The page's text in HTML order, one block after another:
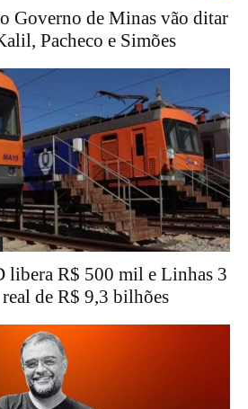
Governo de Minas vão ditar
Pacheco e Simões
libera R$ 500 mil e Linhas 3
de R$ 9,3 bilhões